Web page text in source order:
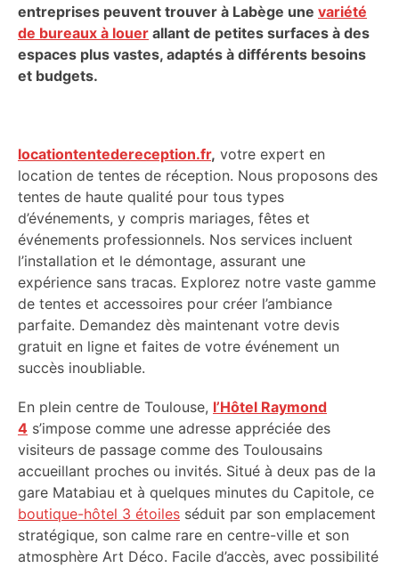
entreprises peuvent trouver à Labège une variété
de bureaux à louer allant de petites surfaces à des
espaces plus vastes, adaptés à différents besoins
et budgets.
locationtentedereception.fr, votre expert en
location de tentes de réception. Nous proposons des
tentes de haute qualité pour tous types
d’événements, y compris mariages, fêtes et
événements professionnels. Nos services incluent
l’installation et le démontage, assurant une
expérience sans tracas. Explorez notre vaste gamme
de tentes et accessoires pour créer l’ambiance
parfaite. Demandez dès maintenant votre devis
gratuit en ligne et faites de votre événement un
succès inoubliable.
En plein centre de Toulouse, l’Hôtel Raymond
4 s’impose comme une adresse appréciée des
visiteurs de passage comme des Toulousains
accueillant proches ou invités. Situé à deux pas de la
gare Matabiau et à quelques minutes du Capitole, ce
boutique-hôtel 3 étoiles séduit par son emplacement
stratégique, son calme rare en centre-ville et son
atmosphère Art Déco. Facile d’accès, avec possibilité